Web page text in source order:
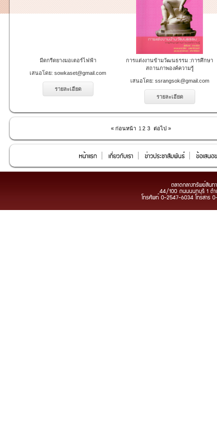
มีดกรีดยางมอเตอร์ไฟฟ้า
เสนอโดย: sowkaset@gmail.com
รายละเอียด
การแต่งงานข้ามวัฒนธรรม :การศึกษา
สถานภาพองค์ความรู้
เสนอโดย: ssrangsok@gmail.com
รายละเอียด
« ก่อนหน้า 1 2 3 ต่อไป »